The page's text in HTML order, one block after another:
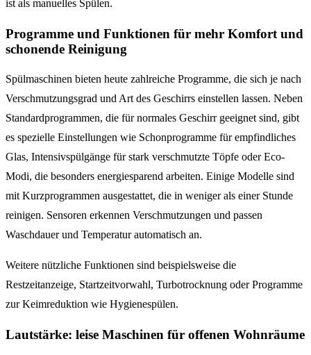
ist als manuelles Spülen.
Programme und Funktionen für mehr Komfort und
schonende Reinigung
Spülmaschinen bieten heute zahlreiche Programme, die sich je nach
Verschmutzungsgrad und Art des Geschirrs einstellen lassen. Neben
Standardprogrammen, die für normales Geschirr geeignet sind, gibt
es spezielle Einstellungen wie Schonprogramme für empfindliches
Glas, Intensivspülgänge für stark verschmutzte Töpfe oder Eco-
Modi, die besonders energiesparend arbeiten. Einige Modelle sind
mit Kurzprogrammen ausgestattet, die in weniger als einer Stunde
reinigen. Sensoren erkennen Verschmutzungen und passen
Waschdauer und Temperatur automatisch an.
Weitere nützliche Funktionen sind beispielsweise die
Restzeitanzeige, Startzeitvorwahl, Turbotrocknung oder Programme
zur Keimreduktion wie Hygienespülen.
Lautstärke: leise Maschinen für offenen Wohnräume